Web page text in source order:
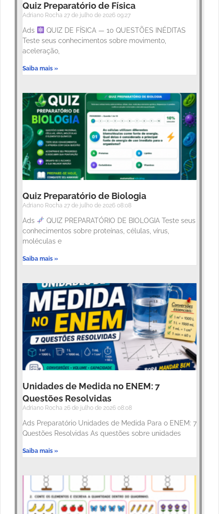
Quiz Preparatório de Física
Adriano Rocha 27 de julho de 2026 09:27
Ads
QUIZ DE FÍSICA — 10 QUESTÕES INÉDITAS
Teste seus conhecimentos sobre movimento,
aceleração,
Saiba mais »
Quiz Preparatório de Biologia
Adriano Rocha 27 de julho de 2026 08:08
Ads
QUIZ PREPARATÓRIO DE BIOLOGIA Teste seus
conhecimentos sobre proteínas, células, vírus,
moléculas e
Saiba mais »
Unidades de Medida no ENEM: 7
Questões Resolvidas
Adriano Rocha 26 de julho de 2026 08:08
Ads Preparatório Unidades de Medida Para o ENEM: 7
Questões Resolvidas As questões sobre unidades
Saiba mais »